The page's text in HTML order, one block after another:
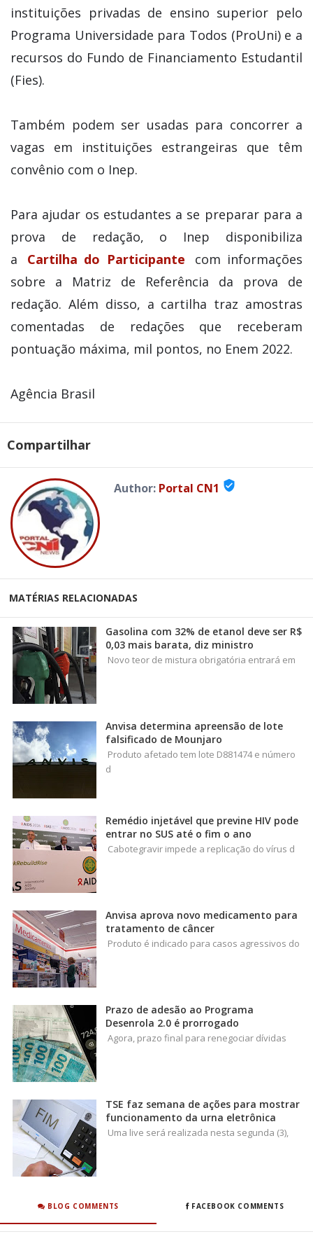
instituições privadas de ensino superior pelo
Programa Universidade para Todos (ProUni) e a
recursos do Fundo de Financiamento Estudantil
(Fies).
Também podem ser usadas para concorrer a
vagas em instituições estrangeiras que têm
convênio com o Inep.
Para ajudar os estudantes a se preparar para a
prova de redação, o Inep disponibiliza
a
Cartilha do Participante
com informações
sobre a Matriz de Referência da prova de
redação. Além disso, a cartilha traz amostras
comentadas de redações que receberam
pontuação máxima, mil pontos, no Enem 2022.
Agência Brasil
Compartilhar
Author: Portal CN1 verified_user
MATÉRIAS RELACIONADAS
Gasolina com 32% de etanol deve ser R$
0,03 mais barata, diz ministro
Novo teor de mistura obrigatória entrará em
Anvisa determina apreensão de lote
falsificado de Mounjaro
Produto afetado tem lote D881474 e número
d
Remédio injetável que previne HIV pode
entrar no SUS até o fim o ano
Cabotegravir impede a replicação do vírus d
Anvisa aprova novo medicamento para
tratamento de câncer
Produto é indicado para casos agressivos do
Prazo de adesão ao Programa
Desenrola 2.0 é prorrogado
Agora, prazo final para renegociar dívidas
TSE faz semana de ações para mostrar
funcionamento da urna eletrônica
Uma live será realizada nesta segunda (3),
BLOG COMMENTS FACEBOOK COMMENTS